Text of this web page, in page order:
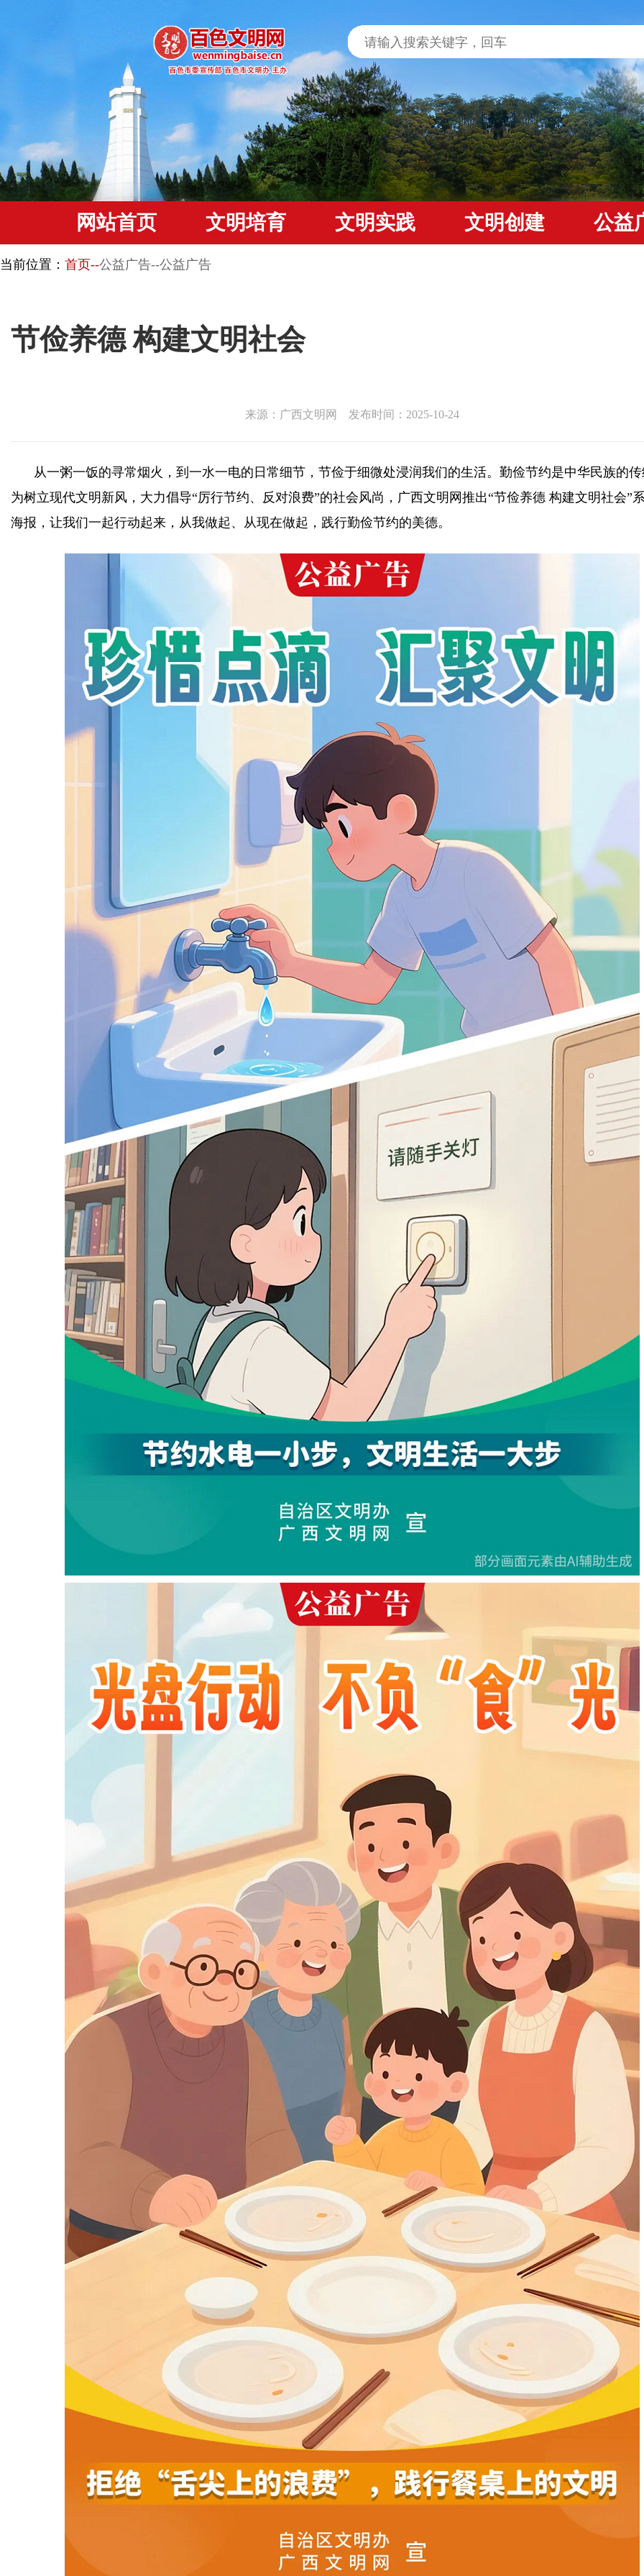
网站首页 文明培育 文明实践 文明创建 公益
当前位置： 首页--公益广告--公益广告
节俭养德 构建文明社会
来源：广西文明网 发布时间：2025-10-24
从一粥一饭的寻常烟火，到一水一电的日常细节，节俭于细微处浸润我们的生活。勤俭节约是中华民族的
为树立现代文明新风，大力倡导“厉行节约、反对浪费”的社会风尚，广西文明网推出“节俭养德 构建文明社会”
海报，让我们一起行动起来，从我做起、从现在做起，践行勤俭节约的美德。